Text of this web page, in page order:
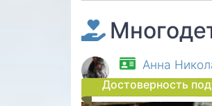
мир
не
без
Анна
Достоверность